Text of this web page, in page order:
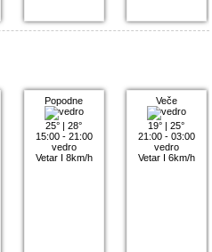
Popodne
25° |28°
15:00 - 21:00
vedro
Vetar I 8km/h
Veče
19° |25°
21:00 - 03:00
vedro
Vetar I 6km/h